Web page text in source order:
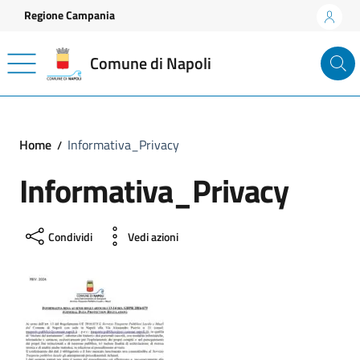
Vai ai contenuti
Vai al footer
Regione Campania
Comune di Napoli
Home Informativa_Privacy
Informativa_Privacy
Condividi Vedi azioni